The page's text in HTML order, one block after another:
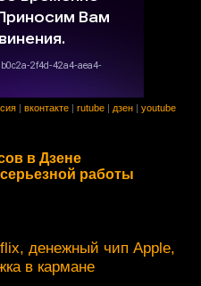
вконтакте rutube дзен youtube
в Дзене
работы
денежный чип Apple,
в кармане